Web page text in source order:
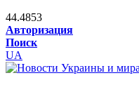
44.4853
Авторизация
Поиск
UA